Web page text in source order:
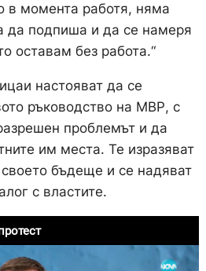
в момента работя, няма
да подпиша и да се намеря
оставам без работа.“
настояват да се
ръководство на МВР, с
проблемът и да
им места. Те изразяват
бъдеще и се надяват
с властите.